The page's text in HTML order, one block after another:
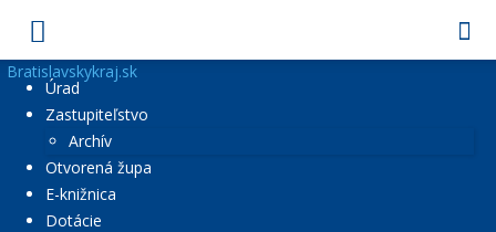
Bratislavskykraj.sk
Úrad
Zastupiteľstvo
Archív
Otvorená župa
E-knižnica
Dotácie